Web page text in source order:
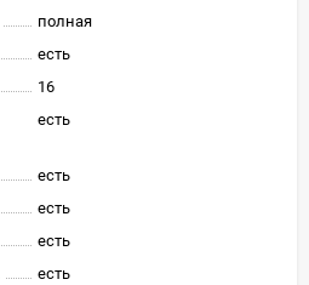
полная
есть
16
есть
есть
есть
есть
есть